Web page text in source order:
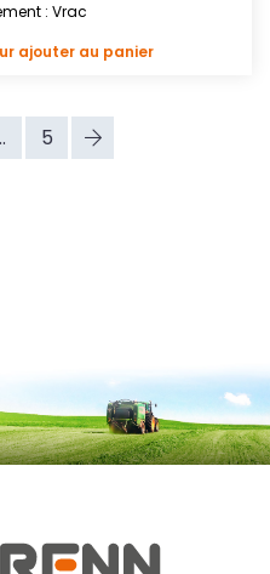
: Vrac
ajouter au panier
5